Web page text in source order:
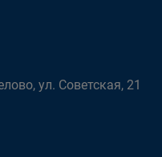
ул. Советская, 21